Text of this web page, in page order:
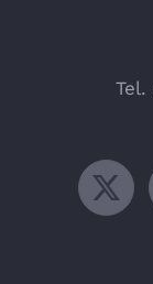
Tel.